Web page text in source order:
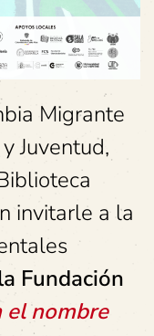
Migrante
Juventud,
invitarle a la
Fundación
el nombre